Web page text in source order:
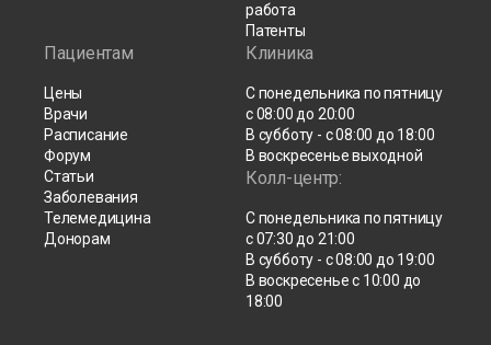
работа
Патенты
Пациентам
Цены
Врачи
Расписание
Форум
Статьи
Заболевания
Телемедицина
Донорам
Клиника
С понедельника по пятницу
с 08:00 до 20:00
В субботу - с 08:00 до 18:00
В воскресенье выходной
Колл-центр:
С понедельника по пятницу
с 07:30 до 21:00
В субботу - с 08:00 до 19:00
В воскресенье с 10:00 до
18:00